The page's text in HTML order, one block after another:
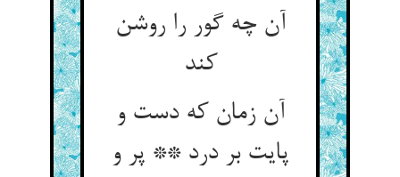
آن چه گور را روشن
کند
آن زمان که دست و
پایت بر درد ** پر و